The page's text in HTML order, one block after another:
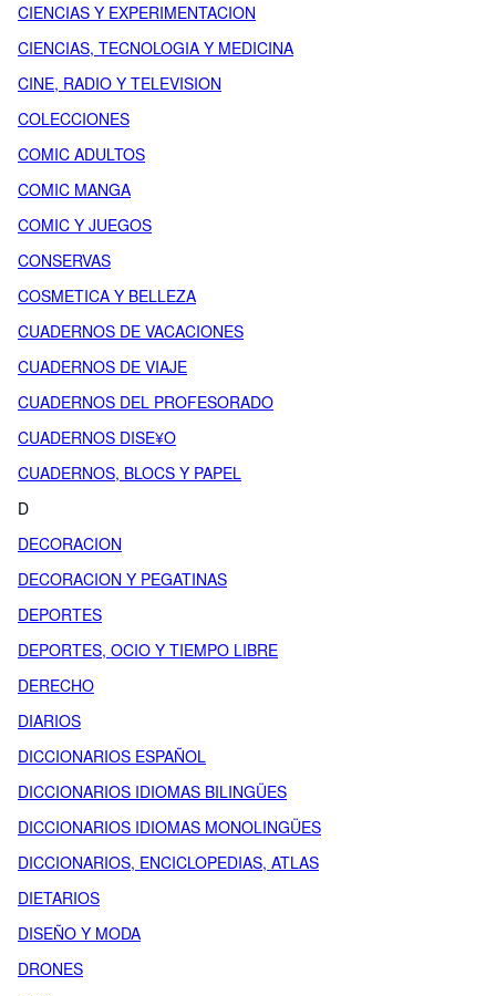
CIENCIAS Y EXPERIMENTACION
CIENCIAS, TECNOLOGIA Y MEDICINA
CINE, RADIO Y TELEVISION
COLECCIONES
COMIC ADULTOS
COMIC MANGA
COMIC Y JUEGOS
CONSERVAS
COSMETICA Y BELLEZA
CUADERNOS DE VACACIONES
CUADERNOS DE VIAJE
CUADERNOS DEL PROFESORADO
CUADERNOS DISE¥O
CUADERNOS, BLOCS Y PAPEL
D
DECORACION
DECORACION Y PEGATINAS
DEPORTES
DEPORTES, OCIO Y TIEMPO LIBRE
DERECHO
DIARIOS
DICCIONARIOS ESPAÑOL
DICCIONARIOS IDIOMAS BILINGÜES
DICCIONARIOS IDIOMAS MONOLINGÜES
DICCIONARIOS, ENCICLOPEDIAS, ATLAS
DIETARIOS
DISEÑO Y MODA
DRONES